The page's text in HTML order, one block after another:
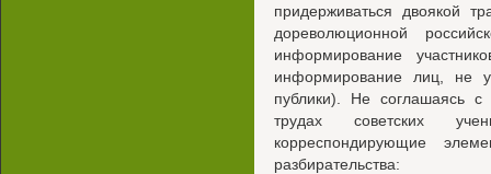
придерживаться двоякой
дореволюционной
информирование
информирование лиц, не
публики). Не соглашаясь с
трудах советских
корреспондирующие
разбирательства: